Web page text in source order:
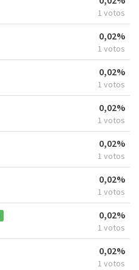
1 votos
0,02%
1 votos
0,02%
1 votos
0,02%
1 votos
0,02%
1 votos
0,02%
1 votos
0,02%
1 votos
0,02%
1 votos